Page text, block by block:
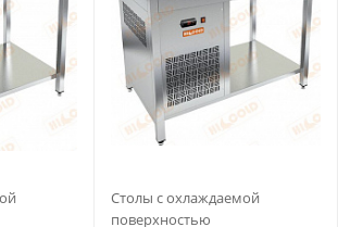
Столы с охлаждаемой
поверхностью